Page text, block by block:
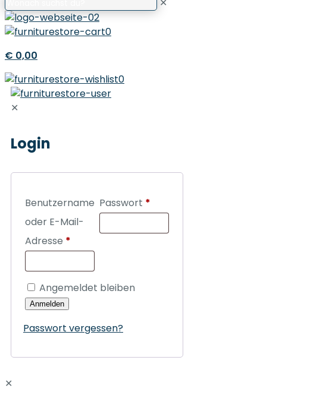
0
€ 0,00
0
✕
Login
Benutzername
oder E-Mail-
Adresse *
Passwort *
Angemeldet bleiben
Anmelden
Passwort vergessen?
✕